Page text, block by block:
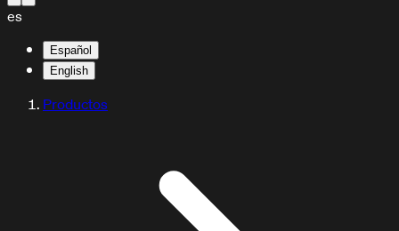
es
Español
English
Explora nuestros artículos
Productos